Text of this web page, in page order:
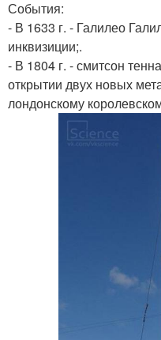
События:
- В 1633 г. - Галилео
инквизиции;.
- В 1804 г. - смитсон
открытии двух новых
лондонскому